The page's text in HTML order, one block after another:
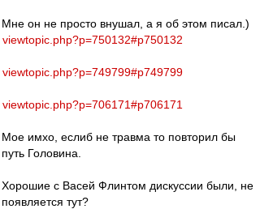
Мне он не просто внушал, а я об этом писал.)
viewtopic.php?p=750132#p750132
viewtopic.php?p=749799#p749799
viewtopic.php?p=706171#p706171
Мое имхо, еслиб не травма то повторил бы
путь Головина.
Хорошие с Васей Флинтом дискуссии были, не
появляется тут?